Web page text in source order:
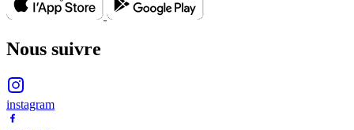
Nous suivre
instagram